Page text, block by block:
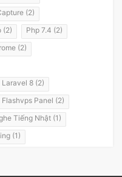
(2)
(2)
Php 7.4 (2)
(2)
Laravel 8 (2)
Flashvps Panel (2)
Tiếng Nhật (1)
(1)